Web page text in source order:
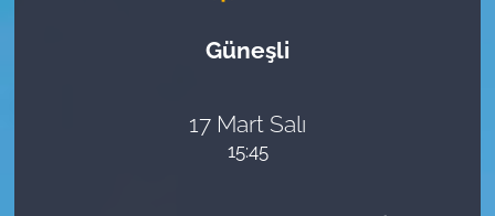
Güneşli
17 Mart Salı
15:45